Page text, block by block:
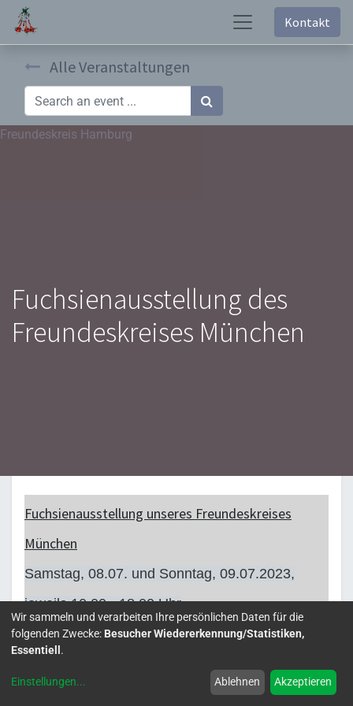
Kontakt
Alle Veranstaltungen
Freundeskreis Hamburg
Fuchsienausstellung des
Freundeskreises München
Fuchsienausstellung unseres Freundeskreises
München
Samstag, 08.07. und Sonntag, 09.07.2023,
jeweils 10.00 - 18.00 Uhr
und mit einer
Wir sammeln und verarbeiten Ihre persönlichen Daten für die
folgenden Zwecke: Besucher Wiedererkennung/Statistiken,
Essentiell .
Einstellungen... Ablehnen Akzeptieren